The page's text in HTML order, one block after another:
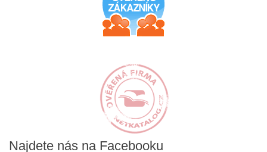
Najdete nás na Facebooku